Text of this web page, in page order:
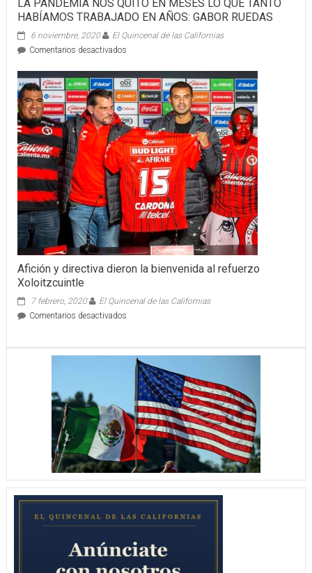
LA PANDEMIA NOS QUITÓ EN MESES LO QUE TANTO
HABÍAMOS TRABAJADO EN AÑOS: GABOR RUEDAS
6 noviembre, 2020
El Quincenal de las Californias
Comentarios desactivadosen
PANDEMIA
NOS
QUITÓ
EN
MESES
LO
QUE
TANTO
HABÍAMOS
TRABAJADO
EN
AÑOS:
GABOR
RUEDAS
Afición y directiva dieron la bienvenida al refuerzo
Xoloitzcuintle
7 febrero, 2020
El Quincenal de las Californias
Comentarios desactivadosen
dieron
bienvenida
refuerzo
Xoloitzcuintle